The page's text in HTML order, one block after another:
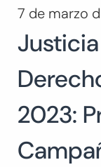
7 de marzo
2023: